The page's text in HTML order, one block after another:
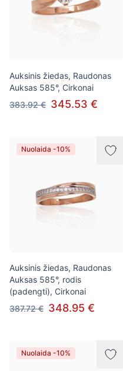
Auksinis žiedas, Raudonas
Auksas 585°, Cirkonai
383.92 € 345.53 €
Nuolaida -10%
Auksinis žiedas, Raudonas
Auksas 585°, rodis
(padengti), Cirkonai
387.72 € 348.95 €
Nuolaida -10%